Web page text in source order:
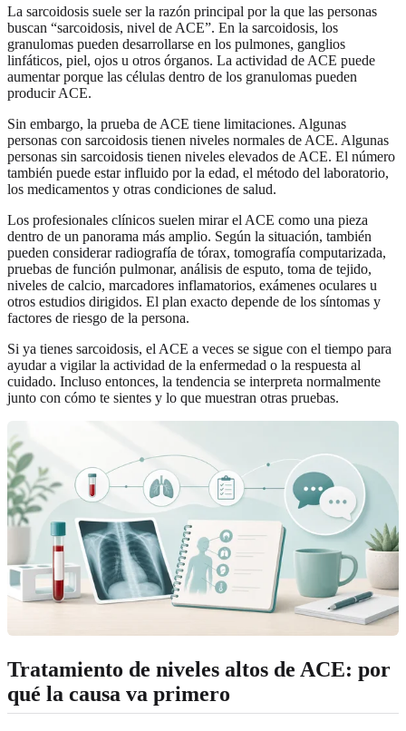
La sarcoidosis suele ser la razón principal por la que las personas
buscan “sarcoidosis, nivel de ACE”. En la sarcoidosis, los
granulomas pueden desarrollarse en los pulmones, ganglios
linfáticos, piel, ojos u otros órganos. La actividad de ACE puede
aumentar porque las células dentro de los granulomas pueden
producir ACE.
Sin embargo, la prueba de ACE tiene limitaciones. Algunas
personas con sarcoidosis tienen niveles normales de ACE. Algunas
personas sin sarcoidosis tienen niveles elevados de ACE. El número
también puede estar influido por la edad, el método del laboratorio,
los medicamentos y otras condiciones de salud.
Los profesionales clínicos suelen mirar el ACE como una pieza
dentro de un panorama más amplio. Según la situación, también
pueden considerar radiografía de tórax, tomografía computarizada,
pruebas de función pulmonar, análisis de esputo, toma de tejido,
niveles de calcio, marcadores inflamatorios, exámenes oculares u
otros estudios dirigidos. El plan exacto depende de los síntomas y
factores de riesgo de la persona.
Si ya tienes sarcoidosis, el ACE a veces se sigue con el tiempo para
ayudar a vigilar la actividad de la enfermedad o la respuesta al
cuidado. Incluso entonces, la tendencia se interpreta normalmente
junto con cómo te sientes y lo que muestran otras pruebas.
Tratamiento de niveles altos de ACE: por
qué la causa va primero